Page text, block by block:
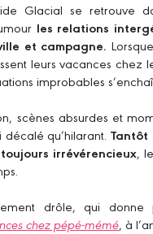
Glacial se retrouve
les relations
et campagne.
leurs vacances chez
improbables
scènes absurdes et
décalé qu’hilarant.
irrévérencieux,
drôle, qui donne
chez pépé-mémé, à